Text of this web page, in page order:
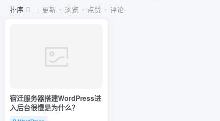
排序
更新 浏览 点赞 评论
宿迁服务器搭建WordPress进
入后台很慢是为什么？